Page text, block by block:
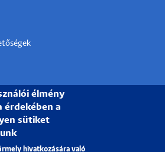
TUDOMÁNYEGYETEM
élmény
érdekében a
sütiket
hivatkozására való